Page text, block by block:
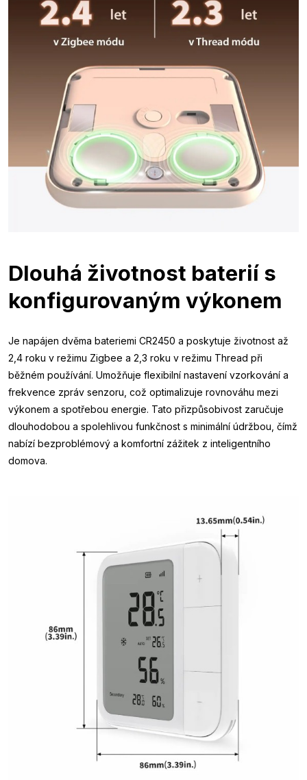
Dlouhá životnost baterií s
konfigurovaným výkonem
Je napájen dvěma bateriemi CR2450 a poskytuje životnost až
2,4 roku v režimu Zigbee a 2,3 roku v režimu Thread při
běžném používání. Umožňuje flexibilní nastavení vzorkování a
frekvence zpráv senzoru, což optimalizuje rovnováhu mezi
výkonem a spotřebou energie. Tato přizpůsobivost zaručuje
dlouhodobou a spolehlivou funkčnost s minimální údržbou, čímž
nabízí bezproblémový a komfortní zážitek z inteligentního
domova.